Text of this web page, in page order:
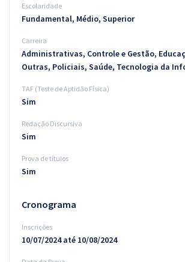
Escolaridade
Fundamental, Médio, Superior
Carreira
Administrativas, Controle e Gestão,
Outras, Policiais, Saúde, Tecnologia da
TAF (Teste de Aptidão Física)
Sim
Redação Discursiva
Sim
Prova de títulos
Sim
Cronograma
Inscrições
10/07/2024 até 10/08/2024